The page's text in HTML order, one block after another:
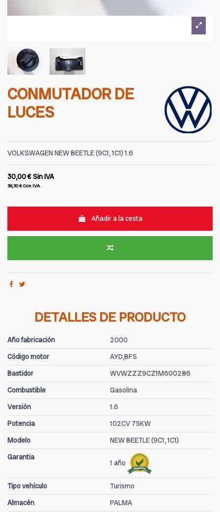
CONMUTADOR DE
LUCES
VOLKSWAGEN NEW BEETLE (9C1, 1C1) 1.6
30,00 €Sin IVA
36,30 €Con IVA
Añadir a la cesta
DETALLES DE PRODUCTO
Año fabricación
2000
Código motor
AYD,BFS
Bastidor
WVWZZZ9CZ1M600286
Combustible
Gasolina
Versión
1.6
Potencia
102CV 75KW
Modelo
NEW BEETLE (9C1, 1C1)
Garantia
1 año
Tipo vehículo
Turismo
Almacén
PALMA